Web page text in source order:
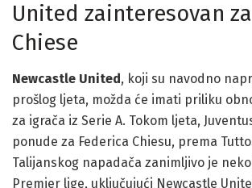
United zainteresovan
Chiese
Newcastle United, koji su navodno
prošlog ljeta, možda će imati priliku
za igrača iz Serie A. Tokom ljeta,
ponude za Federica Chiesu, prema
Talijanskog napadača zanimljivo je
Premier lige, uključujući Newcastle